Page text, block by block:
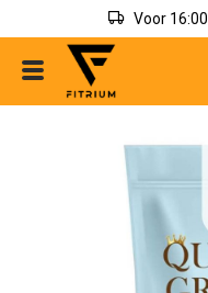
Voor 16:00